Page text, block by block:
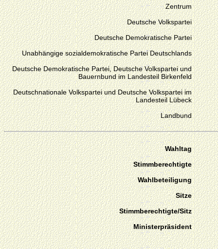
Zentrum
Deutsche Volkspartei
Deutsche Demokratische Partei
Unabhängige sozialdemokratische Partei Deutschlands
Deutsche Demokratische Partei, Deutsche Volkspartei und
Bauernbund im Landesteil Birkenfeld
Deutschnationale Volkspartei und Deutsche Volkspartei im
Landesteil Lübeck
Landbund
Wahltag
Stimmberechtigte
Wahlbeteiligung
Sitze
Stimmberechtigte/Sitz
Ministerpräsident